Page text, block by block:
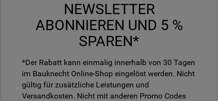
NEWSLETTER
ABONNIEREN UND 5 %
SPAREN*
*Der Rabatt kann einmalig innerhalb von 30 Tagen
im Bauknecht Online-Shop eingelöst werden. Nicht
gültig für zusätzliche Leistungen und
Versandkosten. Nicht mit anderen Promo Codes